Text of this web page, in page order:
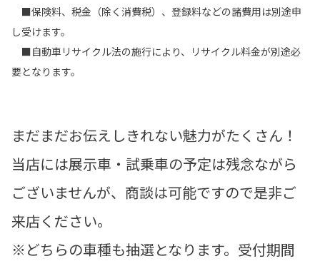
■保険料、税金（除く消費税）、登録料などの諸費用は別途申
し受けます。
■自動車リサイクル法の施行により、リサイクル料金が別途必
要となります。
まだまだお伝えしきれない魅力がたくさん！
当店には展示車・試乗車の予定は残念ながら
ございませんが、商談は可能ですので是非ご
来店ください。
※どちらの車種も抽選となります。受付期間